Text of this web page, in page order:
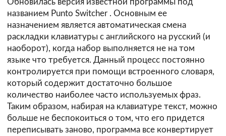
названием Punto Switcher . Основным ее
назначением является автоматическая смена
раскладки клавиатуры с английского на русский (и
наоборот), когда набор выполняется не на том
языке что требуется. Данный процесс постоянно
контролируется при помощи встроенного словаря,
который содержит достаточно большое
количество наиболее часто используемых фраз.
Таким образом, набирая на клавиатуре текст, можно
больше не беспокоиться о том, что его придется
переписывать заново, программа все конвертирует